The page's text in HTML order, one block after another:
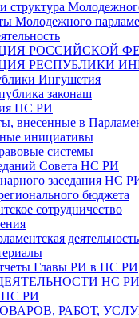
структура
Молодежного
РОССИЙСКОЙ
РЕСПУБЛИКИ
Ингушетия
законаш
НС РИ
внесенные в
инициативы
системы
Совета НС РИ
заседания НС
бюджета
сотрудничество
деятельность
Главы РИ в НС РИ
НС РИ
НС РИ
РАБОТ,